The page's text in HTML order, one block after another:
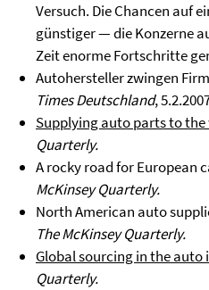
Versuch. Die Chancen auf
günstiger — die Konzerne
Zeit enorme Fortschritte
Autohersteller zwingen
Times Deutschland,
Supplying auto parts to
Quarterly.
A rocky road for European
McKinsey Quarterly.
North American auto
The McKinsey Quarterly.
Global sourcing in the auto
Quarterly.